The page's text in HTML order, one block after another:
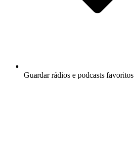
Guardar rádios e podcasts favoritos